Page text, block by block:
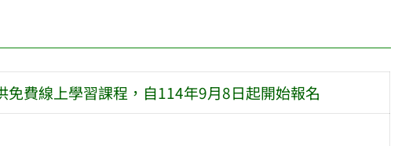
費線上學習課程，自114年9月8日起開始報名